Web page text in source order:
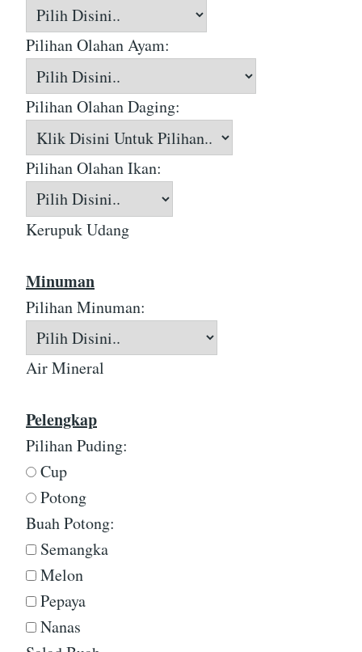
Pilihan Olahan Ayam:
Pilihan Olahan Daging:
Pilihan Olahan Ikan:
Kerupuk Udang
Minuman
Pilihan Minuman:
Air Mineral
Pelengkap
Pilihan Puding:
Cup
Potong
Buah Potong:
Semangka
Melon
Pepaya
Nanas